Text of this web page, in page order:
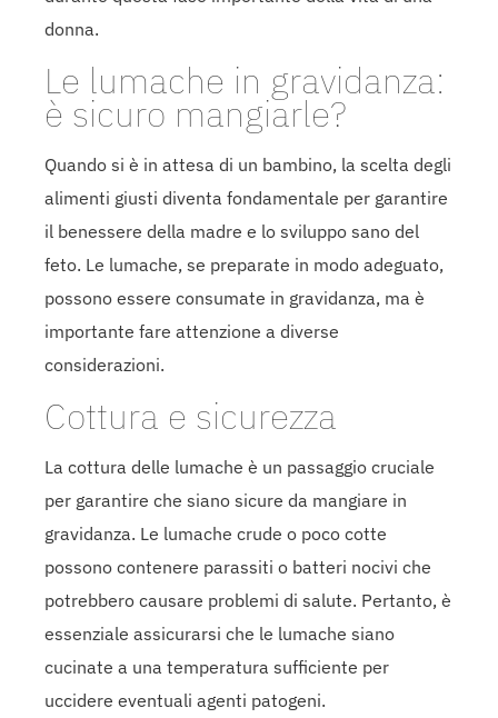
donna.
Le lumache in gravidanza:
è sicuro mangiarle?
Quando si è in attesa di un bambino, la scelta degli
alimenti giusti diventa fondamentale per garantire
il benessere della madre e lo sviluppo sano del
feto. Le lumache, se preparate in modo adeguato,
possono essere consumate in gravidanza, ma è
importante fare attenzione a diverse
considerazioni.
Cottura e sicurezza
La cottura delle lumache è un passaggio cruciale
per garantire che siano sicure da mangiare in
gravidanza. Le lumache crude o poco cotte
possono contenere parassiti o batteri nocivi che
potrebbero causare problemi di salute. Pertanto, è
essenziale assicurarsi che le lumache siano
cucinate a una temperatura sufficiente per
uccidere eventuali agenti patogeni.